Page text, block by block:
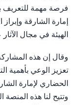
فرصة مهمة للتعريف
إمارة الشارقة وإبراز
الهيئة في مجال
وقال إن هذه
تعزيز الوعي بأهمية
الحضاري لإمارة
وتتيح لنا هذه